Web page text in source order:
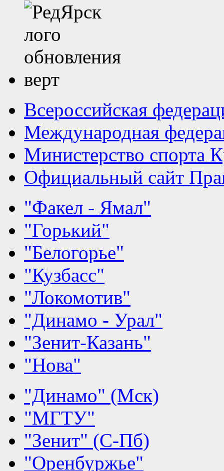
Всероссийская
Международная
Министерство спорта
Официальный сайт
"Факел - Ямал"
"Горький"
"Белогорье"
"Кузбасс"
"Локомотив"
"Динамо - Урал"
"Зенит-Казань"
"Нова"
"Динамо" (Мск)
"МГТУ"
"Зенит" (С-Пб)
"Оренбуржье"